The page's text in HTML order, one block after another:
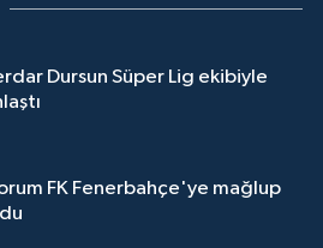
Dursun Süper Lig ekibiyle
FK Fenerbahçe'ye mağlup